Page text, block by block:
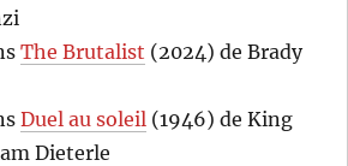
The Brutalist (2024) de Brady
Duel au soleil (1946) de King
Dieterle